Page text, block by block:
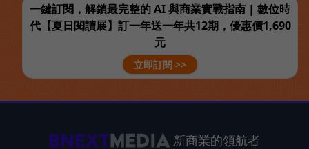
一鍵訂閱，解鎖最完整的 AI 與商業實戰指南 | 數位時
代【夏日閱讀展】訂一年送一年共12期，優惠價1,690
元
立即訂閱 >>
新商業的領航者